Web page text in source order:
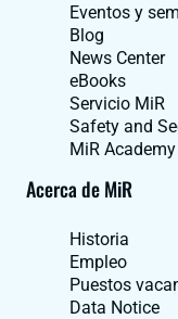
Eventos y
Blog
News Center
eBooks
Servicio MiR
Safety and
MiR Academy
Acerca de MiR
Historia
Empleo
Puestos
Data Notice